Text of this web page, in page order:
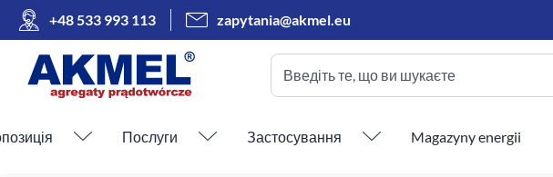
+48 533 993 113 zapytania@akmel.eu
Введіть те, що ви шукаєте
Пропустити меню
Послуги Застосування Magazyny energii